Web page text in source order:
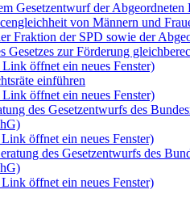
Gesetzentwurf der
von Männern und
Fraktion der SPD sowie der
zur Förderung
öffnet ein neues Fenster)
einführen
öffnet ein neues Fenster)
des Gesetzentwurfs des
öffnet ein neues Fenster)
des Gesetzentwurfs des
öffnet ein neues Fenster)